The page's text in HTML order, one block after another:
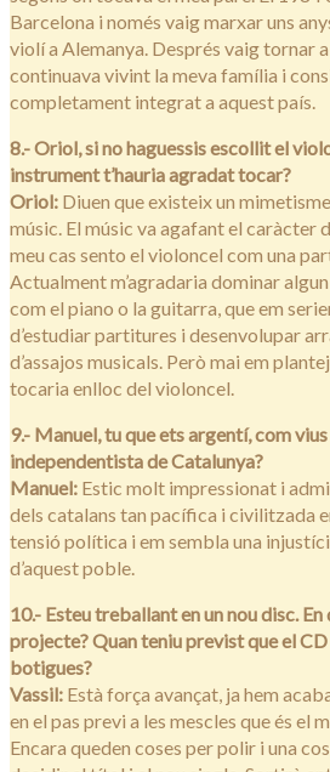
Barcelona i només vaig marxar uns
violí a Alemanya. Després vaig tornar
continuava vivint la meva família i
completament integrat a aquest país.
8.- Oriol, si no haguessis escollit el
instrument t’hauria agradat tocar?
Oriol: Diuen que existeix un
músic. El músic va agafant el caràcter
meu cas sento el violoncel com una
Actualment m’agradaria dominar
com el piano o la guitarra, que em
d’estudiar partitures i desenvolupar
d’assajos musicals. Però mai em
tocaria enlloc del violoncel.
9.- Manuel, tu que ets argentí, com
independentista de Catalunya?
Manuel: Estic molt impressionat i
dels catalans tan pacífica i civilitzada
tensió política i em sembla una
d’aquest poble.
10.- Esteu treballant en un nou disc. En
projecte? Quan teniu previst que el
botigues?
Vassil: Està força avançat, ja hem
en el pas previ a les mescles que és el
Encara queden coses per polir i una